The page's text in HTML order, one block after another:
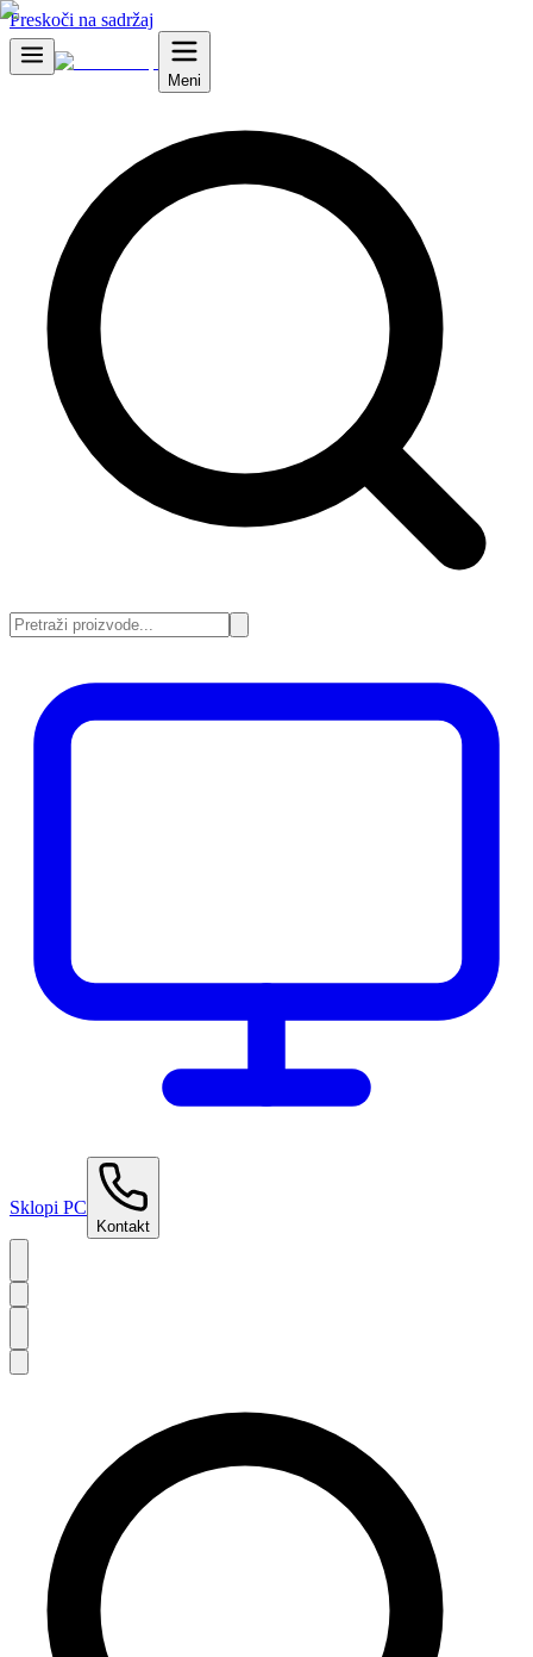
Preskoči na sadržaj
Meni
Sklopi PC
Kontakt